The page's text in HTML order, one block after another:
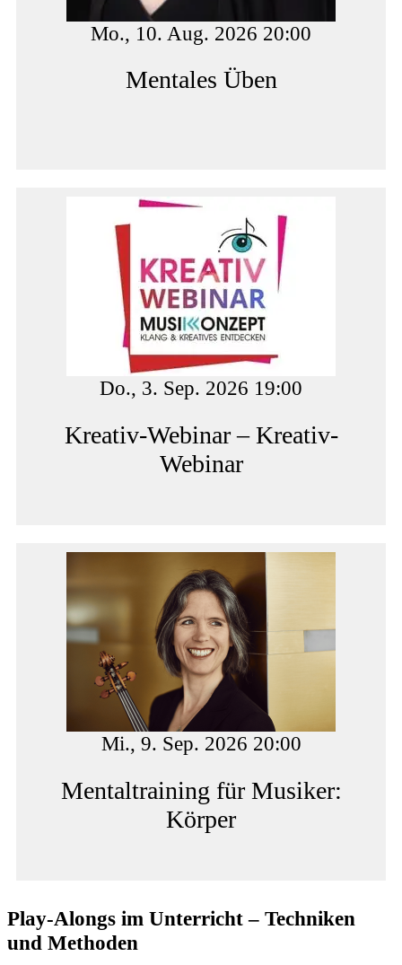
Mo., 10. Aug. 2026 20:00
Mentales Üben
Do., 3. Sep. 2026 19:00
Kreativ-Webinar – Kreativ-
Webinar
Mi., 9. Sep. 2026 20:00
Mentaltraining für Musiker:
Körper
Play-Alongs im Unterricht – Techniken
und Methoden